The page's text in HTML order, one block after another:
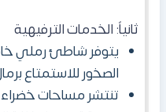
ثانياً: الخدمات الترفيهية
يتوفر شاطئ رملي
الصخور للاستمتاع
تنتشر مساحات